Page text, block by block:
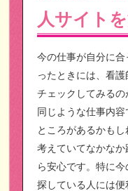
人サイト
今の仕事が自分に
ったときには、看
チェックしてみるの
同じような仕事内
ところがあるかもし
考えていてなかな
ら安心です。特に
探している人には便